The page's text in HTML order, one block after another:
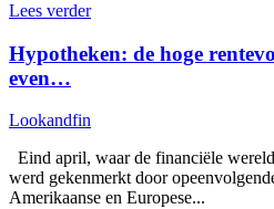
Lees verder
Hypotheken: de hoge
even…
Lookandfin
Eind april, waar de financiële
werd gekenmerkt door
Amerikaanse en Europese...